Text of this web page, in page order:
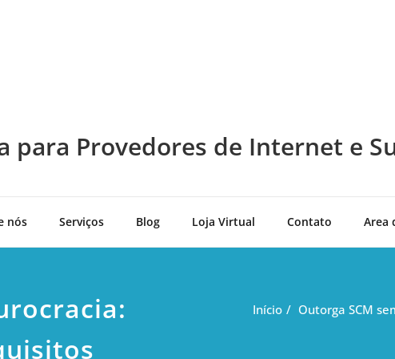
para Provedores de Internet e
nós Serviços Blog Loja Virtual Contato Area
Início Outorga SCM